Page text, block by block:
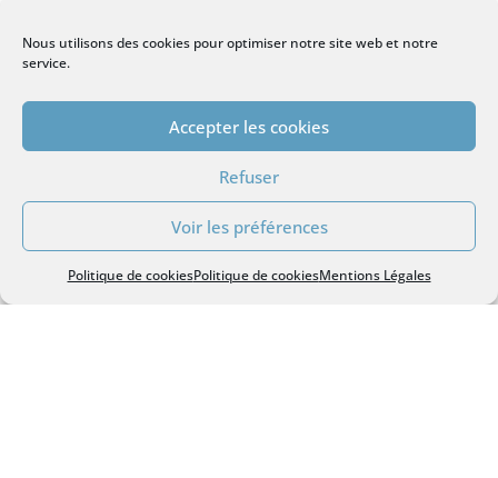
Nous utilisons des cookies pour optimiser notre site web et notre
service.
Accepter les cookies
Refuser
Voir les préférences
Politique de cookiesPolitique de cookiesMentions Légales